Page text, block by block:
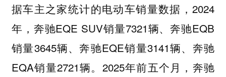
据车主之家统计的电动车销量数据，2024
年，奔驰EQE SUV销量7321辆、奔驰EQB
销量3645辆、奔驰EQE销量3141辆、奔驰
EQA销量2721辆。2025年前五个月，奔驰